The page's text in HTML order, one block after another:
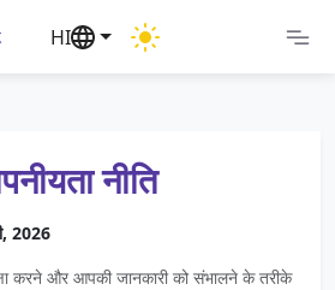
HI
नीति
2026
करने और आपकी जानकारी को संभालने के तरीके